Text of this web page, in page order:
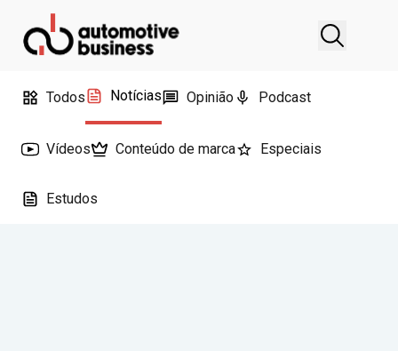
Todos Notícias Opinião Podcast
Vídeos Conteúdo de marca Especiais
Estudos